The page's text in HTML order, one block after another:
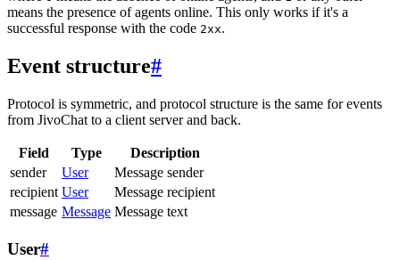
means the presence of agents online. This only works if it's a
successful response with the code 2xx.
Event structure#
Protocol is symmetric, and protocol structure is the same for events
from JivoChat to a client server and back.
Field Type
Description
sender
User
Message sender
recipient User
Message recipient
message Message Message text
User#